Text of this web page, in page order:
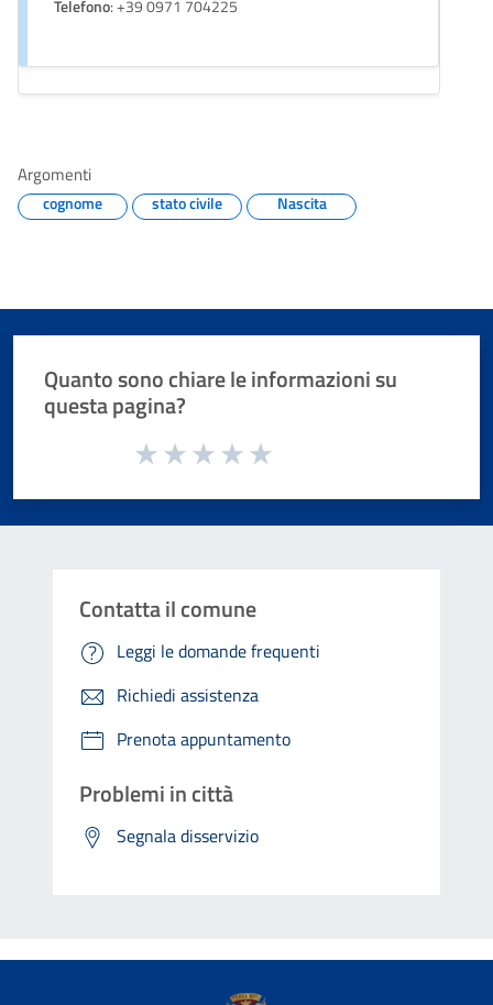
Telefono: +39 0971 704225
Argomenti
cognome stato civile Nascita
Quanto sono chiare le informazioni su
questa pagina?
Valuta da 1 a 5 stelle la pagina
Contatta il comune
Leggi le domande frequenti
Richiedi assistenza
Prenota appuntamento
Problemi in città
Segnala disservizio